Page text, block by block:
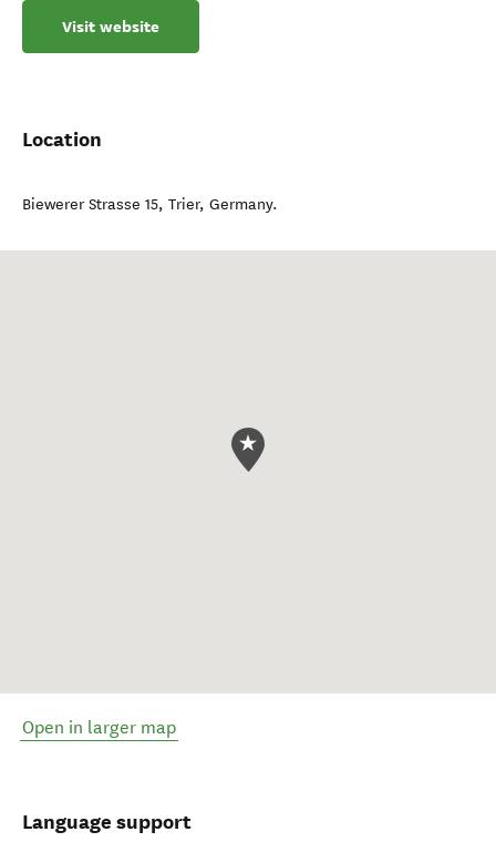
Visit website
Location
Biewerer Strasse 15, Trier, Germany.
Open in larger map
Language support